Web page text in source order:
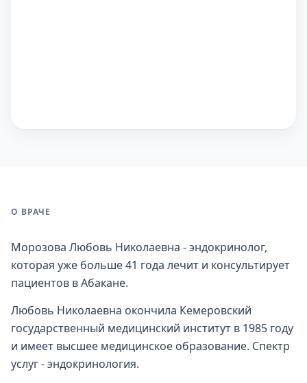
О ВРАЧЕ
Морозова Любовь Николаевна - эндокринолог,
которая уже больше 41 года лечит и консультирует
пациентов в Абакане.
Любовь Николаевна окончила Кемеровский
государственный медицинский институт в 1985 году
и имеет высшее медицинское образование. Спектр
услуг - эндокринология.